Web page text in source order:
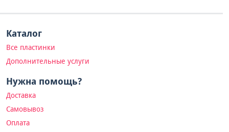
Каталог
Все пластинки
Дополнительные услуги
Нужна помощь?
Доставка
Самовывоз
Оплата